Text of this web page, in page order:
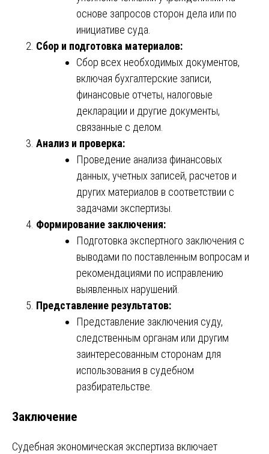
основе запросов сторон дела или по
инициативе суда.
Сбор и подготовка материалов:
Сбор всех необходимых документов,
включая бухгалтерские записи,
финансовые отчеты, налоговые
декларации и другие документы,
связанные с делом.
Анализ и проверка:
Проведение анализа финансовых
данных, учетных записей, расчетов и
других материалов в соответствии с
задачами экспертизы.
Формирование заключения:
Подготовка экспертного заключения с
выводами по поставленным вопросам и
рекомендациями по исправлению
выявленных нарушений.
Представление результатов:
Представление заключения суду,
следственным органам или другим
заинтересованным сторонам для
использования в судебном
разбирательстве.
Заключение
Судебная экономическая экспертиза включает